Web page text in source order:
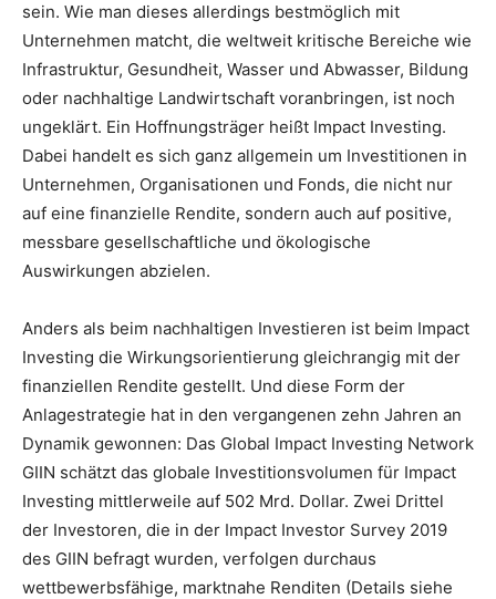
sein. Wie man dieses allerdings bestmöglich mit
Unternehmen matcht, die weltweit kritische Bereiche wie
Infrastruktur, Gesundheit, Wasser und Abwasser, Bildung
oder nachhaltige Landwirtschaft voranbringen, ist noch
ungeklärt. Ein Hoffnungsträger heißt Impact Investing.
Dabei handelt es sich ganz allgemein um Investitionen in
Unternehmen, Organisationen und Fonds, die nicht nur
auf eine finanzielle Rendite, sondern auch auf positive,
messbare gesellschaftliche und ökologische
Auswirkungen abzielen.
Anders als beim nachhaltigen Investieren ist beim Impact
Investing die Wirkungsorientierung gleichrangig mit der
finanziellen Rendite gestellt. Und diese Form der
Anlagestrategie hat in den vergangenen zehn Jahren an
Dynamik gewonnen: Das Global Impact Investing Network
GIIN schätzt das globale Investitionsvolumen für Impact
Investing mittlerweile auf 502 Mrd. Dollar. Zwei Drittel
der Investoren, die in der Impact Investor Survey 2019
des GIIN befragt wurden, verfolgen durchaus
wettbewerbsfähige, marktnahe Renditen (Details siehe